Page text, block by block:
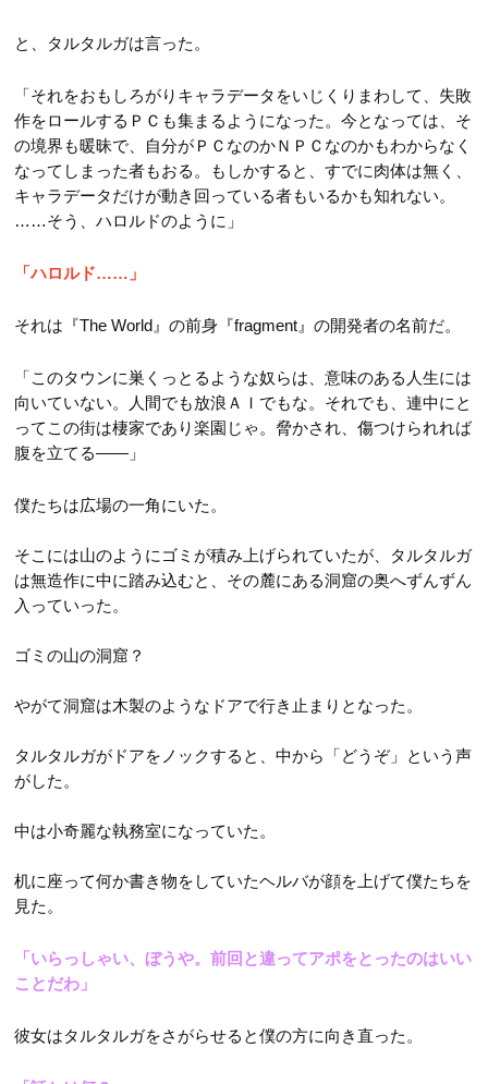
と、タルタルガは言った。
「それをおもしろがりキャラデータをいじくりまわして、失敗
作をロールするＰＣも集まるようになった。今となっては、そ
の境界も暖昧で、自分がＰＣなのかＮＰＣなのかもわからなく
なってしまった者もおる。もしかすると、すでに肉体は無く、
キャラデータだけが動き回っている者もいるかも知れない。
……そう、ハロルドのように」
「ハロルド……」
それは『The World』の前身『fragment』の開発者の名前だ。
「このタウンに巣くっとるような奴らは、意味のある人生には
向いていない。人間でも放浪ＡＩでもな。それでも、連中にと
ってこの街は棲家であり楽園じゃ。脅かされ、傷つけられれば
腹を立てる――」
僕たちは広場の一角にいた。
そこには山のようにゴミが積み上げられていたが、タルタルガ
は無造作に中に踏み込むと、その麓にある洞窟の奥へずんずん
入っていった。
ゴミの山の洞窟？
やがて洞窟は木製のようなドアで行き止まりとなった。
タルタルガがドアをノックすると、中から「どうぞ」という声
がした。
中は小奇麗な執務室になっていた。
机に座って何か書き物をしていたヘルバが顔を上げて僕たちを
見た。
「いらっしゃい、ぼうや。前回と違ってアポをとったのはいい
ことだわ」
彼女はタルタルガをさがらせると僕の方に向き直った。